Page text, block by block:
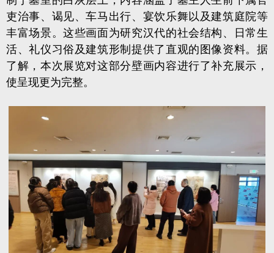
吏治事、谒见、车马出行、宴饮乐舞以及建筑庭院等
丰富场景。这些画面为研究汉代的社会结构、日常生
活、礼仪习俗及建筑形制提供了直观的图像资料。据
了解，本次展览对这部分壁画内容进行了补充展示，
使呈现更为完整。